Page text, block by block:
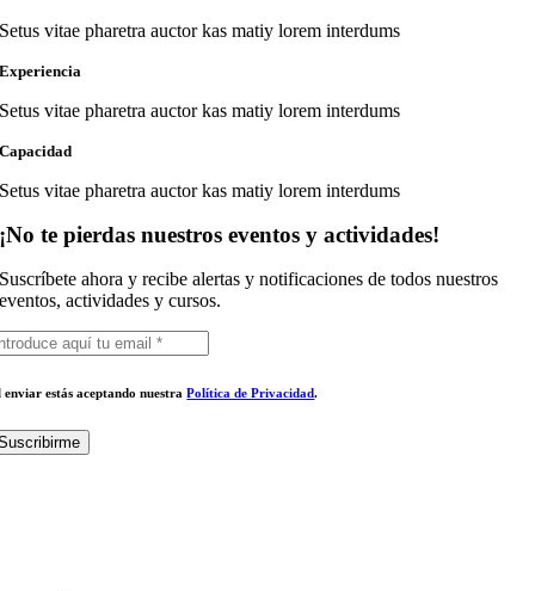
Setus vitae pharetra auctor kas matiy lorem interdums
Experiencia
Setus vitae pharetra auctor kas matiy lorem interdums
Capacidad
Setus vitae pharetra auctor kas matiy lorem interdums
¡No te pierdas nuestros eventos y actividades!
Suscríbete ahora y recibe alertas y notificaciones de todos nuestros
eventos, actividades y cursos.
enviar estás aceptando nuestraPolítica de Privacidad.